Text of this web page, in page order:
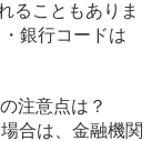
ることもありま
銀行コードは
注意点は？
合は、金融機関